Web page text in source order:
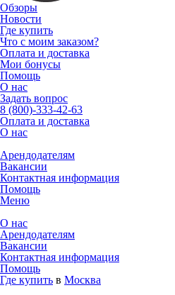
Обзоры
Новости
Где купить
Что с моим заказом?
Оплата и доставка
Мои бонусы
Помощь
О нас
Задать вопрос
8 (800)-333-42-63
Оплата и доставка
О нас
Арендодателям
Вакансии
Контактная информация
Помощь
Меню
О нас
Арендодателям
Вакансии
Контактная информация
Помощь
Где купить в Москва